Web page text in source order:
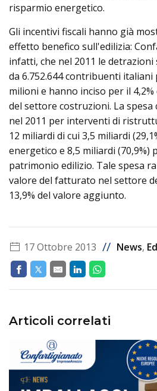
risparmio energetico.
Gli incentivi fiscali hanno già
effetto benefico sull'edilizia:
infatti, che nel 2011 le
da 6.752.644 contribuenti italiani
milioni e hanno inciso per il
del settore costruzioni. La
nel 2011 per interventi di
12 miliardi di cui 3,5 miliardi
energetico e 8,5 miliardi (70,9%)
patrimonio edilizio. Tale spesa
valore del fatturato nel settore
13,9% del valore aggiunto.
17 Ottobre 2013 // News,
Articoli correlati